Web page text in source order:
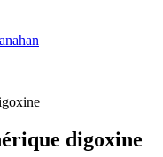
digoxine